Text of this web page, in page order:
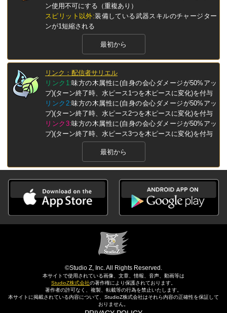
ン使用不可にする（重複あり）
スピリット以外:装備している武器スキルのチャージター
ンが1短縮される
最初から
リンク：配信者サリエル
リンク1:味方の木属性に(自身の会心ダメージが50%アッ
プ)(ターン終了時、水ピース1つを木ピースに変化)を付与
リンク2:味方の木属性に(自身の会心ダメージが50%アッ
プ)(ターン終了時、水ピース2つを木ピースに変化)を付与
リンク3:味方の木属性に(自身の会心ダメージが50%アッ
プ)(ターン終了時、水ピース3つを木ピースに変化)を付与
最初から
©Studio Z, Inc. All Rights Reserved.
本サイトで使用されている画像、文章、情報、音声、動画等は
StudioZ株式会社の著作権により保護されております。
著作者の許可なく、複製、転載等の行為を禁止いたします。
本サイトに掲載されている内容について、StudioZ株式会社はそれら内容の正確性を保証して
おりません。